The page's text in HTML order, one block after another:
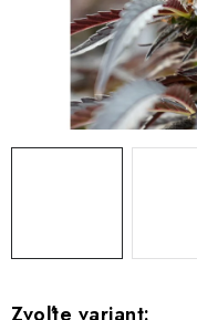
Bankové údaje
Formulár na odstúpenie
Odstúpenie od zmluvy